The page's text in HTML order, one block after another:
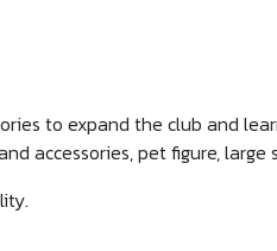
to expand the club and
accessories, pet figure,